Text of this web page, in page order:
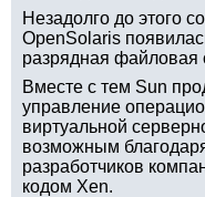
Незадолго до этого
OpenSolaris
разрядная файловая
Вместе с тем Sun
управление
виртуальной
возможным
разработчиков
кодом Xen.